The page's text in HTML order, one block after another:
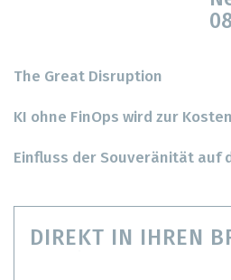
The Great Disruption
KI ohne FinOps wird zur
Einfluss der Souveränität auf
DIREKT IN IHREN